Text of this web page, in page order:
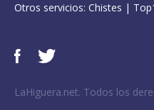
Otros servicios: Chistes |
LaHiguera.net. Todos los